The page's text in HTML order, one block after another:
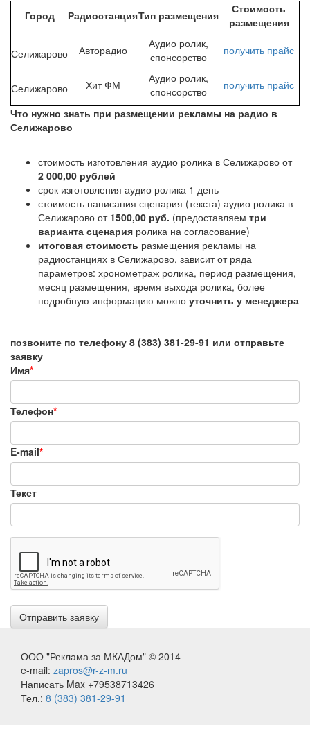
Город РадиостанцияТип размещения
Стоимость
размещения
Селижарово Авторадио
Аудио ролик,
спонсорство
получить прайс
Селижарово Хит ФМ
Аудио ролик,
спонсорство
получить прайс
Что нужно знать при размещении рекламы на радио в
Селижарово
стоимость изготовления аудио ролика в Селижарово от
2 000,00 рублей
срок изготовления аудио ролика 1 день
стоимость написания сценария (текста) аудио ролика в
Селижарово от 1500,00 руб. (предоставляем три
варианта сценария ролика на согласование)
итоговая стоимость размещения рекламы на
радиостанциях в Селижарово, зависит от ряда
параметров: хронометраж ролика, период размещения,
месяц размещения, время выхода ролика, более
подробную информацию можно уточнить у менеджера
позвоните по телефону 8 (383) 381-29-91 или отправьте
заявку
Имя*
Телефон*
E-mail*
Текст
ООО "Реклама за МКАДом" © 2014
e-mail: zapros@r-z-m.ru
Написать Max +79538713426
Тел.: 8 (383) 381-29-91